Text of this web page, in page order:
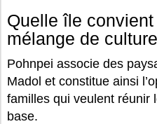
Quelle île
mélange de
Pohnpei associe des
Madol et constitue ainsi
familles qui veulent réunir
base.